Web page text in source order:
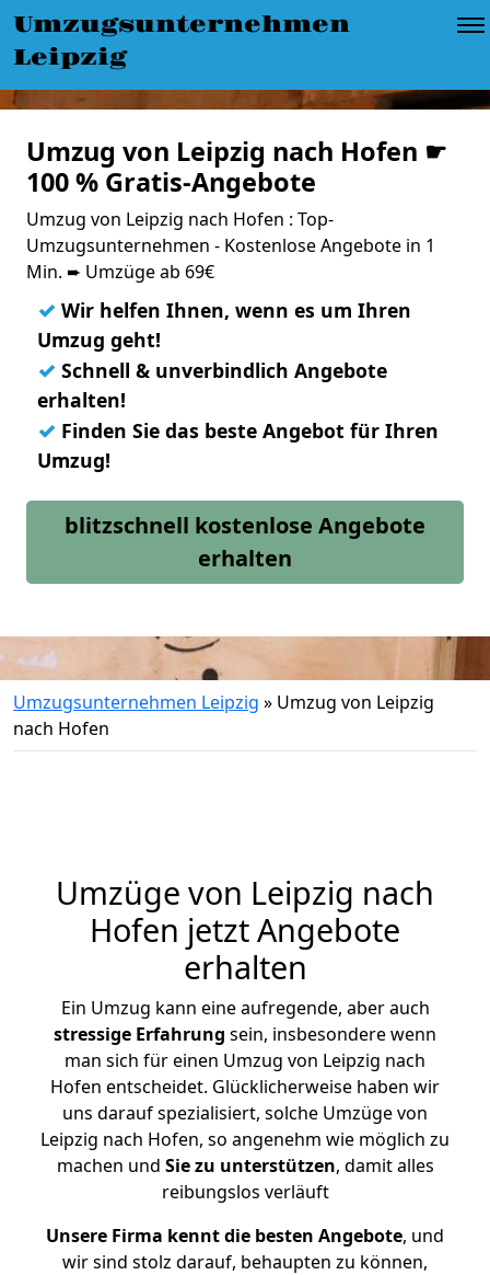
Umzugsunternehmen
Leipzig
Umzug von Leipzig nach Hofen ☛
100 % Gratis-Angebote
Umzug von Leipzig nach Hofen : Top-
Umzugsunternehmen - Kostenlose Angebote in 1
Min. ➨ Umzüge ab 69€
✓ Wir helfen Ihnen, wenn es um Ihren
Umzug geht!
✓ Schnell & unverbindlich Angebote
erhalten!
✓ Finden Sie das beste Angebot für Ihren
Umzug!
blitzschnell kostenlose Angebote
erhalten
Umzugsunternehmen Leipzig » Umzug von Leipzig
nach Hofen
Umzüge von Leipzig nach
Hofen jetzt Angebote
erhalten
Ein Umzug kann eine aufregende, aber auch
stressige Erfahrung sein, insbesondere wenn
man sich für einen Umzug von Leipzig nach
Hofen entscheidet. Glücklicherweise haben wir
uns darauf spezialisiert, solche Umzüge von
Leipzig nach Hofen, so angenehm wie möglich zu
machen und Sie zu unterstützen, damit alles
reibungslos verläuft
Unsere Firma kennt die besten Angebote, und
wir sind stolz darauf, behaupten zu können,